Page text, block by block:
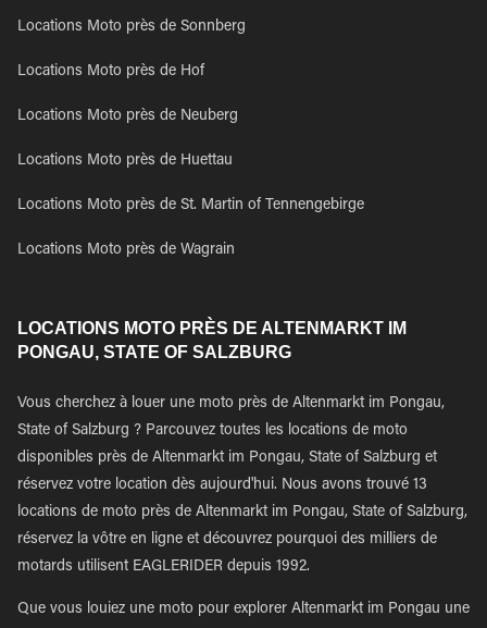
Locations Moto près de Sonnberg
Locations Moto près de Hof
Locations Moto près de Neuberg
Locations Moto près de Huettau
Locations Moto près de St. Martin of Tennengebirge
Locations Moto près de Wagrain
LOCATIONS MOTO PRÈS DE ALTENMARKT IM
PONGAU, STATE OF SALZBURG
Vous cherchez à louer une moto près de Altenmarkt im Pongau,
State of Salzburg ? Parcouvez toutes les locations de moto
disponibles près de Altenmarkt im Pongau, State of Salzburg et
réservez votre location dès aujourd'hui. Nous avons trouvé 13
locations de moto près de Altenmarkt im Pongau, State of Salzburg,
réservez la vôtre en ligne et découvrez pourquoi des milliers de
motards utilisent EAGLERIDER depuis 1992.
Que vous louiez une moto pour explorer Altenmarkt im Pongau une